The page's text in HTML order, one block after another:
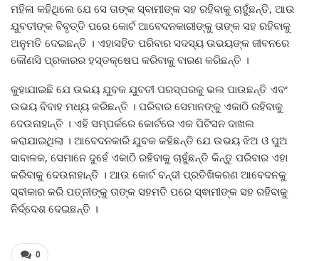
ମହିଳା କହିଥିଲେ ଯେ ସେ ତାଙ୍କ ସ୍ବାମୀଙ୍କ ସହ ରହିବାକୁ ଚାହୁଁଛନ୍ତି, ଆଉ
ଯୁବତୀଙ୍କ ବିବୃତ୍ତି ପରେ କୋର୍ଟ ଆବେଦନକାରୀଙ୍କୁ ତାଙ୍କ ସହ ରହିବାକୁ
ଅନୁମତି ଦେଇଛନ୍ତି । ଏହାସହିତ ପରିବାର ସଦସ୍ୟ ଉଭୟଙ୍କ ଜୀବନରେ
କୌଣସି ପ୍ରକାରର ହସ୍ତକ୍ଷେପ କରିବାକୁ ବାରଣ କରିଛନ୍ତି ।
କୁହାଯାଇଛି ଯେ ଉଭୟ ଯୁବକ ଯୁବତୀ ପରସ୍ପରକୁ ଭଲ ପାଉଛନ୍ତି ଏବଂ
ଉଭୟ ବିବାହ ମଧ୍ୟ କରିଛନ୍ତି । ପରିବାର ସେମାନଙ୍କୁ ଏକାଠି ରହିବାକୁ
ଦେଉନାହାନ୍ତି । ଏହି ସମ୍ପର୍କରେ କୋର୍ଟରେ ଏକ ପିଟିସନ ଦାଖଲ
କରାଯାଇଥିଲା । ଆବେଦନକାରି ଯୁବକ କହିଛନ୍ତି ଯେ ଉଭୟ ଝିଅ ଓ ପୁଅ
ସାବାଳକ, ସେମାନେ ଦୁହେଁ ଏକାଠି ରହିବାକୁ ଚାହୁଁଛନ୍ତି କିନ୍ତୁ ପରିବାର ଏହା
କରିବାକୁ ଦେଉନାହାନ୍ତି । ଆଉ କୋର୍ଟ ବନ୍ଦୀ ପ୍ରତିଖିକରଣ ଆବେଦନକୁ
ସ୍ବୀକାର କରି ପତ୍ନୀଙ୍କୁ ତାଙ୍କ ସହମତି ପରେ ସ୍ଵାମୀଙ୍କ ସହ ରହିବାକୁ
ନିର୍ଦ୍ଦେଶ ଦେଇଛନ୍ତି ।
0